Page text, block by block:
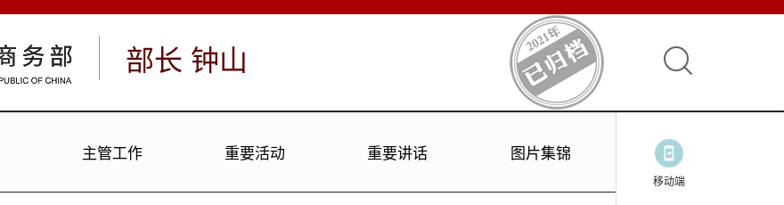
部长 钟山
主管工作 重要活动 重要讲话 图片集锦
移动端